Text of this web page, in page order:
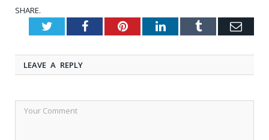
SHARE.
TwitterFacebookPinterestLinkedInTumblr
LEAVE A REPLY